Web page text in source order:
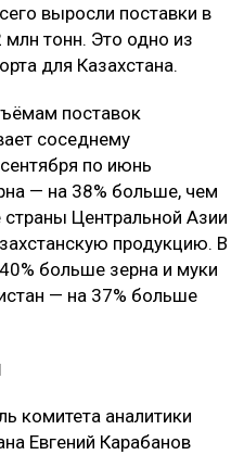
выросли поставки в
млн тонн. Это одно из
для Казахстана.
поставок
соседнему
по июнь
— на 38% больше, чем
Центральной Азии
продукцию. В
больше зерна и муки
— на 37% больше
комитета аналитики
Евгений Карабанов